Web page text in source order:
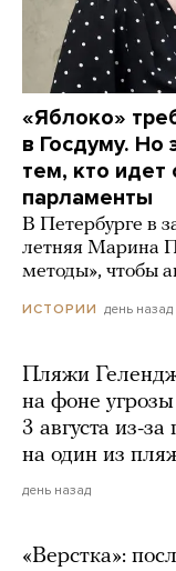
«Яблоко»
в Госдуму.
тем, кто идет
парламенты
В Петербурге в
летняя Марина
методы», чтобы
ИСТОРИИ день назад
Пляжи
на фоне
3 августа из-
на один из
день назад
«Верстка»: